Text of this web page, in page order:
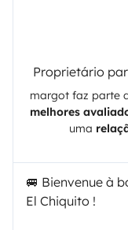
Proprietário
margot faz parte
melhores
uma
🚐 Bienvenue à
El Chiquito !